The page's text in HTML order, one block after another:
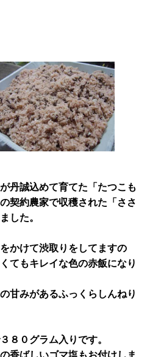
丹誠込めて育てた「たつこも
契約農家で収穫された「ささ
した。
かけて渋取りをしてますの
てもキレイな色の赤飯になり
甘みがあるふっくらしんねり
８０グラム入りです。
香ばしいゴマ塩もお付けしま